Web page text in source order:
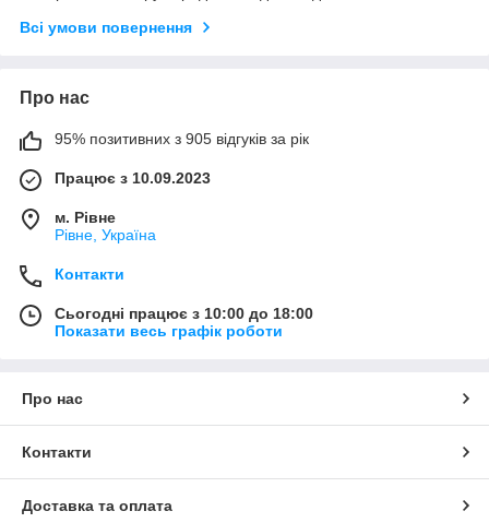
Всі умови повернення
Про нас
95% позитивних з 905 відгуків за рік
Працює з 10.09.2023
м. Рівне
Рівне, Україна
Контакти
Сьогодні працює з 10:00 до 18:00
Показати весь графік роботи
Про нас
Контакти
Доставка та оплата